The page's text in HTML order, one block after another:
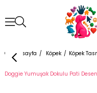
Anasayfa Köpek Köpek
Doggie Yumuşak Dokulu Pati